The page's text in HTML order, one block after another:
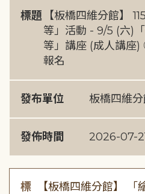
標題 【板橋四維分館】
等」活動 - 9/5 (六)
等」講座 (成人講座
報名
發布單位 板橋四維
發佈時間 2026-07-
標
【板橋四維分館】